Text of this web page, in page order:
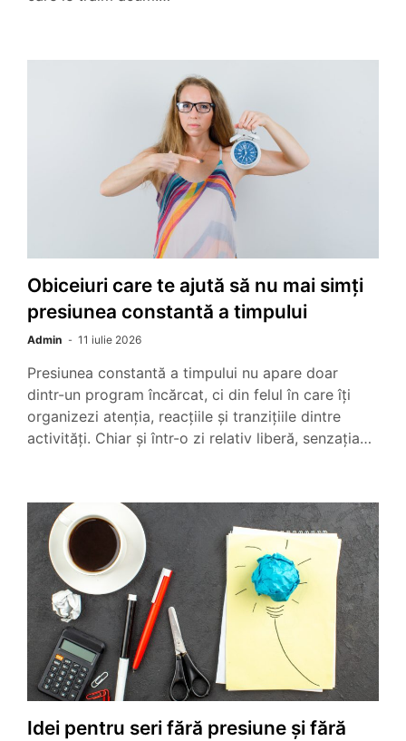
Obiceiuri care te ajută să nu mai simți
presiunea constantă a timpului
Admin 11 iulie 2026
Presiunea constantă a timpului nu apare doar
dintr-un program încărcat, ci din felul în care îți
organizezi atenția, reacțiile și tranzițiile dintre
activități. Chiar și într-o zi relativ liberă, senzația…
Idei pentru seri fără presiune și fără